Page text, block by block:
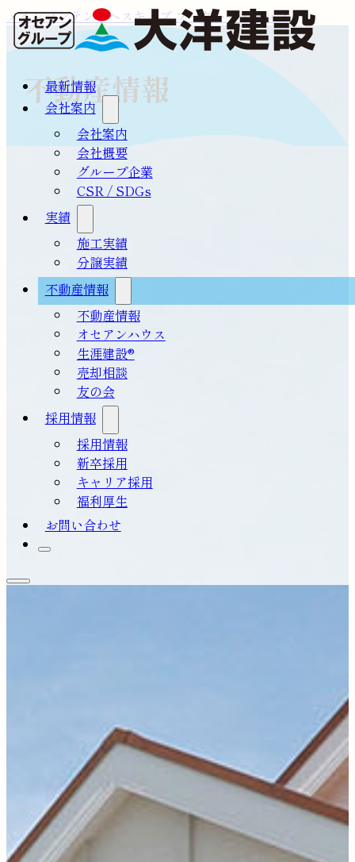
メインコンテンツへスキップフッターへスキップ
最新情報
会社案内
会社案内
会社概要
グループ企業
CSR / SDGs
実績
施工実績
分譲実績
不動産情報
不動産情報
オセアンハウス
生涯建設®
売却相談
友の会
採用情報
採用情報
新卒採用
キャリア採用
福利厚生
お問い合わせ
不動産情報